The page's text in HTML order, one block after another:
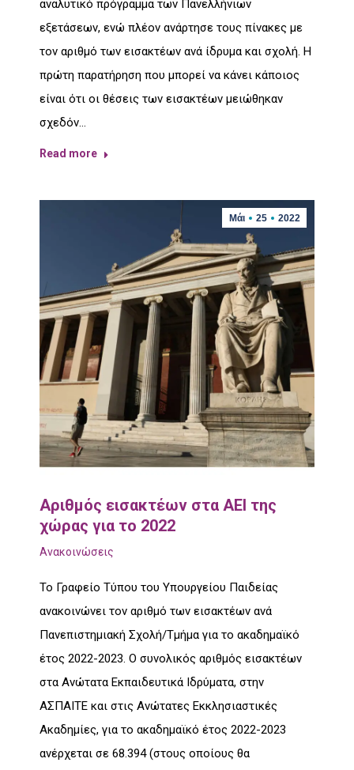
αναλυτικό πρόγραμμα των Πανελλήνιων
εξετάσεων, ενώ πλέον ανάρτησε τους πίνακες με
τον αριθμό των εισακτέων ανά ίδρυμα και σχολή. Η
πρώτη παρατήρηση που μπορεί να κάνει κάποιος
είναι ότι οι θέσεις των εισακτέων μειώθηκαν
σχεδόν…
Read more
Μάι 25 2022
Αριθμός εισακτέων στα ΑΕΙ της
χώρας για το 2022
Ανακοινώσεις
Το Γραφείο Τύπου του Υπουργείου Παιδείας
ανακοινώνει τον αριθμό των εισακτέων ανά
Πανεπιστημιακή Σχολή/Τμήμα για το ακαδημαϊκό
έτος 2022-2023. Ο συνολικός αριθμός εισακτέων
στα Ανώτατα Εκπαιδευτικά Ιδρύματα, στην
ΑΣΠΑΙΤΕ και στις Ανώτατες Εκκλησιαστικές
Ακαδημίες, για το ακαδημαϊκό έτος 2022-2023
ανέρχεται σε 68.394 (στους οποίους θα